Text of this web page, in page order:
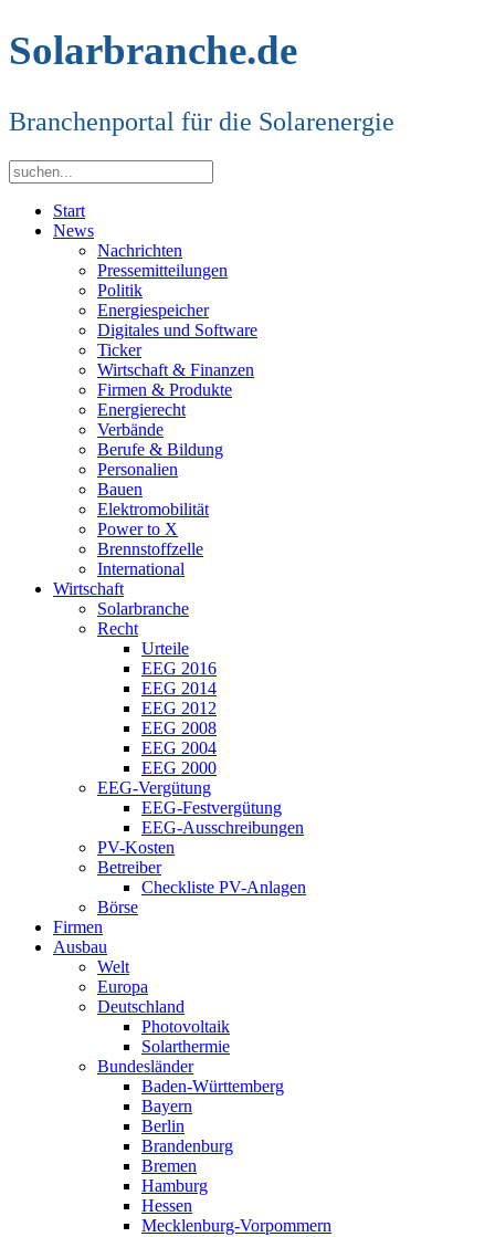
Solarbranche.de
Branchenportal für die Solarenergie
Start
News
Nachrichten
Pressemitteilungen
Politik
Energiespeicher
Digitales und Software
Ticker
Wirtschaft & Finanzen
Firmen & Produkte
Energierecht
Verbände
Berufe & Bildung
Personalien
Bauen
Elektromobilität
Power to X
Brennstoffzelle
International
Wirtschaft
Solarbranche
Recht
Urteile
EEG 2016
EEG 2014
EEG 2012
EEG 2008
EEG 2004
EEG 2000
EEG-Vergütung
EEG-Festvergütung
EEG-Ausschreibungen
PV-Kosten
Betreiber
Checkliste PV-Anlagen
Börse
Firmen
Ausbau
Welt
Europa
Deutschland
Photovoltaik
Solarthermie
Bundesländer
Baden-Württemberg
Bayern
Berlin
Brandenburg
Bremen
Hamburg
Hessen
Mecklenburg-Vorpommern